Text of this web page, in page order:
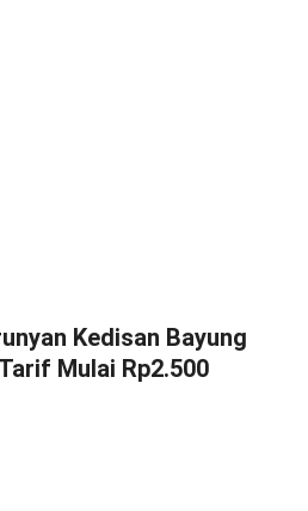
Kedisan Bayung
Mulai Rp2.500